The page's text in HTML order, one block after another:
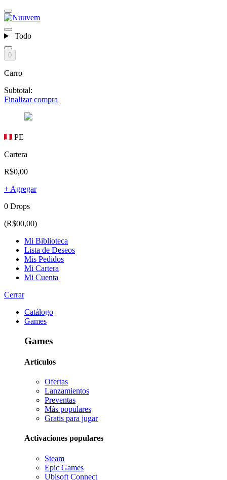
Todo
0
Carro
Subtotal:
Finalizar compra
PE
Cartera
R$0,00
+ Agregar
0 Drops
(R$00,00)
Mi Biblioteca
Lista de Deseos
Mis Pedidos
Mi Cartera
Mi Cuenta
Cerrar
Catálogo
Games
Games
Artículos
Ofertas
Lanzamientos
Preventas
Más populares
Gratis para jugar
Activaciones populares
Steam
Epic Games
Ubisoft Connect